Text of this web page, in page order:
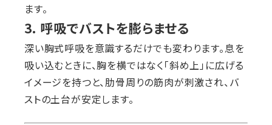
ます。
3. 呼吸でバストを膨らませる
深い胸式呼吸を意識するだけでも変わります。息を
吸い込むときに、胸を横ではなく「斜め上」に広げる
イメージを持つと、肋骨周りの筋肉が刺激され、バ
ストの土台が安定します。